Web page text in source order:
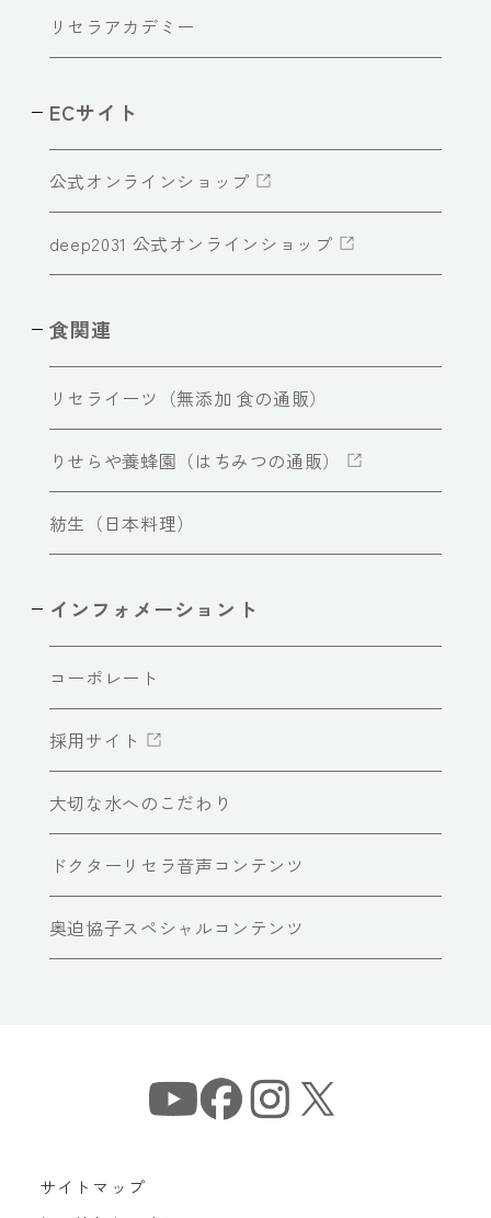
リセラアカデミー
ECサイト
公式オンラインショップ
deep2031 公式オンラインショップ
食関連
リセライーツ（無添加 食の通販）
りせらや養蜂園（はちみつの通販）
紡生（日本料理）
インフォメーショント
コーポレート
採用サイト
大切な水へのこだわり
ドクターリセラ音声コンテンツ
奥迫協子スペシャルコンテンツ
サイトマップ